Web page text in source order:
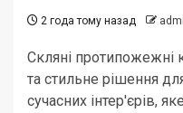
2 года тому назад
Скляні протипожежні
та стильне рішення
сучасних інтер'єрів,